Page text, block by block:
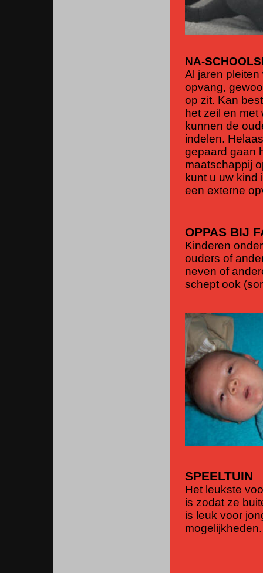
NA-
Al jaren
opvang,
op zit. Kan
het zeil en
kunnen de
indelen.
gepaard gaan
maatschappij
kunt u uw kind
een externe
OPPAS BIJ
Kinderen
ouders of
neven of
schept ook
SPEELTUIN
Het leukste
is zodat ze
is leuk voor
mogelijkheden.